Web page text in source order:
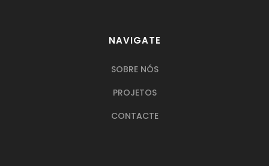
NAVIGATE
SOBRE NÓS
PROJETOS
CONTACTE